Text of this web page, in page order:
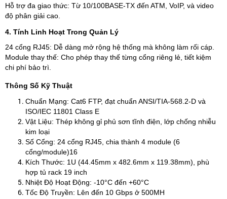
Hỗ trợ đa giao thức: Từ 10/100BASE-TX đến ATM, VoIP, và video
độ phân giải cao.
4. Tính Linh Hoạt Trong Quản Lý
24 cổng RJ45: Dễ dàng mở rộng hệ thống mà không làm rối cáp.
Module thay thế: Cho phép thay thế từng cổng riêng lẻ, tiết kiệm
chi phí bảo trì.
Thông Số Kỹ Thuật
Chuẩn Mạng: Cat6 FTP, đạt chuẩn ANSI/TIA-568.2-D và
ISO/IEC 11801 Class E
Vật Liệu: Thép không gỉ phủ sơn tĩnh điện, lớp chống nhiễu
kim loại
Số Cổng: 24 cổng RJ45, chia thành 4 module (6
cổng/module)16
Kích Thước: 1U (44.45mm x 482.6mm x 119.38mm), phù
hợp tủ rack 19 inch
Nhiệt Độ Hoạt Động: -10°C đến +60°C
Tốc Độ Truyền: Lên đến 10 Gbps ở 500MH